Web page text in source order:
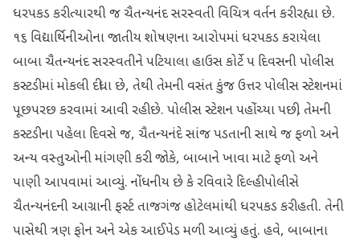
ધરપકડ કરી ત્યારથી જ ચૈતન્યનંદ સરસ્વતી વિચિત્ર વર્તન કરી રહ્યા છે.
૧૬ વિદ્યાર્થિનીઓના જાતીય શોષણના આરોપમાં ધરપકડ કરાયેલા
બાબા ચૈતન્યનંદ સરસ્વતીને પટિયાલા હાઉસ કોર્ટે ૫ દિવસની પોલીસ
કસ્ટડીમાં મોકલી દીધા છે, તેથી તેમની વસંત કુંજ ઉત્તર પોલીસ સ્ટેશનમાં
પૂછપરછ કરવામાં આવી રહી છે. પોલીસ સ્ટેશન પહોંચ્યા પછી, તેમની
કસ્ટડીના પહેલા દિવસે જ, ચૈતન્યનંદે સાંજ પડતાની સાથે જ ફળો અને
અન્ય વસ્તુઓની માંગણી કરી. જોકે, બાબાને ખાવા માટે ફળો અને
પાણી આપવામાં આવ્યું. નોંધનીય છે કે રવિવારે દિલ્હી પોલીસે
ચૈતન્યનંદની આગ્રાની ફર્સ્ટ તાજગંજ હોટેલમાંથી ધરપકડ કરી હતી. તેની
પાસેથી ત્રણ ફોન અને એક આઈપેડ મળી આવ્યું હતું. હવે, બાબાના